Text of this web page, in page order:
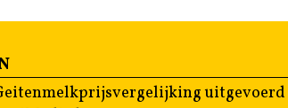
uitgevoerd